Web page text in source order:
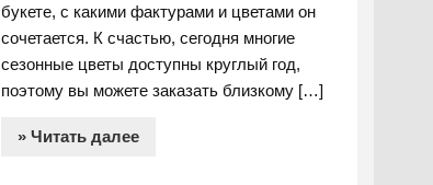
букете, с какими фактурами и цветами он
сочетается. К счастью, сегодня многие
сезонные цветы доступны круглый год,
поэтому вы можете заказать близкому […]
» Читать далее